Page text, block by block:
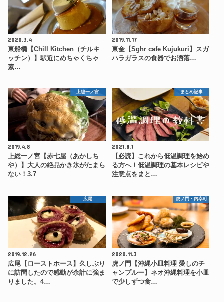
2020.3.4
東船橋【Chill Kitchen（チルキ
ッチン）】駅近にめちゃくちゃ
素…
2019.11.17
東金【Sghr cafe Kujukuri】スガ
ハラガラスの食器でお洒落…
上総一ノ宮
2019.4.8
上総一ノ宮【赤七屋（あかしち
や）】大人の絶品かき氷がたまら
ない！3.7
まとめ記事
2021.8.1
【必読】これから低温調理を始め
る方へ！低温調理の基本レシピや
注意点をまと…
広尾
2019.12.26
広尾【ローストホース】久しぶり
に訪問したので感動が余計に強ま
りました。4…
虎ノ門・内幸町
2020.11.3
虎ノ門【沖縄小皿料理 愛しのチ
ャンプルー】ネオ沖縄料理を小皿
で少しずつ食…